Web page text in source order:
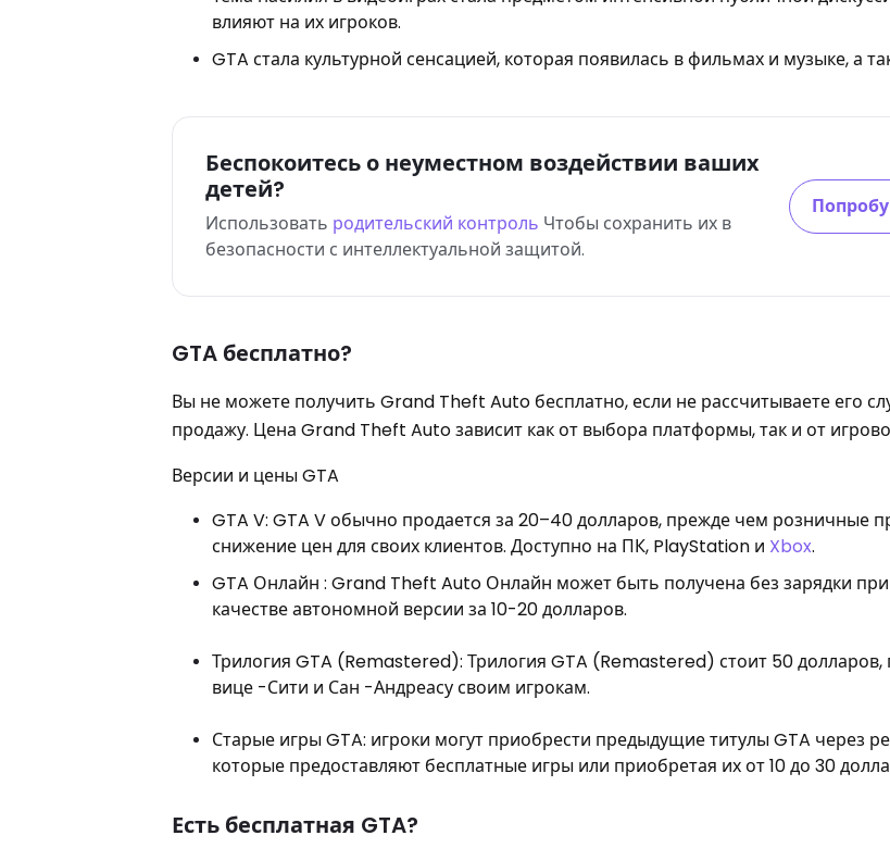
влияют на их игроков.
GTA стала культурной сенсацией, которая появилась в фильмах и музыке, а
Беспокоитесь о неуместном воздействии ваших
детей?
Использовать родительский контроль Чтобы сохранить их в
безопасности с интеллектуальной защитой.
GTA бесплатно?
Вы не можете получить Grand Theft Auto бесплатно, если не рассчитываете его
продажу. Цена Grand Theft Auto зависит как от выбора платформы, так и от
Версии и цены GTA
GTA V: GTA V обычно продается за 20–40 долларов, прежде чем розничные
снижение цен для своих клиентов. Доступно на ПК, PlayStation и Xbox.
GTA Онлайн : Grand Theft Auto Онлайн может быть получена без зарядки при
качестве автономной версии за 10-20 долларов.
Трилогия GTA (Remastered): Трилогия GTA (Remastered) стоит 50 долларов,
вице -Сити и Сан -Андреасу своим игрокам.
Старые игры GTA: игроки могут приобрести предыдущие титулы GTA через
которые предоставляют бесплатные игры или приобретая их от 10 до 30
Есть бесплатная GTA?